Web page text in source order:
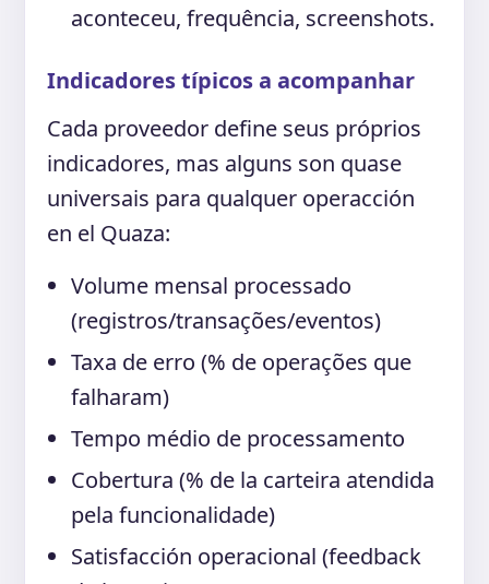
aconteceu, frequência, screenshots.
Indicadores típicos a acompanhar
Cada proveedor define seus próprios
indicadores, mas alguns son quase
universais para qualquer operacción
en el Quaza:
Volume mensal processado
(registros/transações/eventos)
Taxa de erro (% de operações que
falharam)
Tempo médio de processamento
Cobertura (% de la carteira atendida
pela funcionalidade)
Satisfacción operacional (feedback